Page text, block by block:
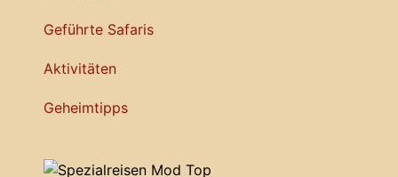
Geführte Safaris
Aktivitäten
Geheimtipps